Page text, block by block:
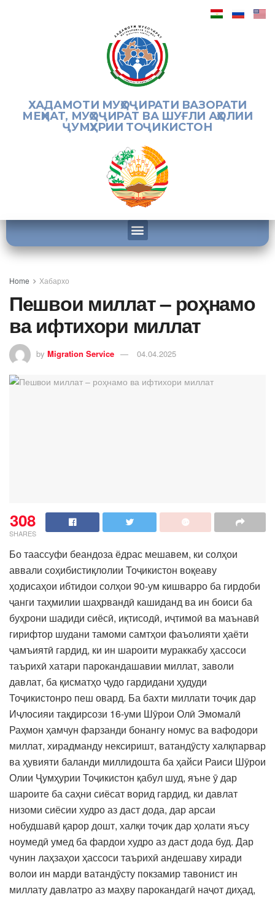
ХАДАМОТИ МУҲОҶИРАТИ ВАЗОРАТИ
МЕҲНАТ, МУҲОҶИРАТ ВА ШУҒЛИ АҲОЛИИ
ҶУМҲУРИИ ТОҶИКИСТОН
Home Хабархо
Пешвои миллат – роҳнамо
ва ифтихори миллат
by Migration Service 04.04.2025
308
SHARES
Бо таассуфи беандоза ёдрас мешавем, ки солҳои
аввали соҳибистиқлолии Тоҷикистон воқеаву
ҳодисаҳои ибтидои солҳои 90-ум кишварро ба гирдоби
ҷанги таҳмилии шаҳрвандӣ кашиданд ва ин боиси ба
буҳрони шадиди сиёсӣ, иқтисодӣ, иҷтимоӣ ва маънавӣ
гирифтор шудани тамоми самтҳои фаъолияти ҳаёти
ҷамъиятӣ гардид, ки ин шароити мураккабу ҳассоси
таърихӣ хатари парокандашавии миллат, заволи
давлат, ба қисматҳо ҷудо гардидани ҳудуди
Тоҷикистонро пеш овард. Ба бахти миллати тоҷик дар
Иҷлосияи тақдирсози 16-уми Шӯрои Олӣ Эмомалӣ
Раҳмон ҳамчун фарзанди бонангу номус ва вафодори
миллат, хирадманду нексиришт, ватандӯсту халқпарвар
ва ҳувияти баланди миллидошта ба ҳайси Раиси Шӯрои
Олии Ҷумҳурии Тоҷикистон қабул шуд, яъне ӯ дар
шароите ба саҳни сиёсат ворид гардид, ки давлат
низоми сиёсии худро аз даст дода, дар арсаи
нобудшавӣ қарор дошт, халқи тоҷик дар ҳолати яъсу
ноумедӣ умед ба фардои худро аз даст дода буд. Дар
чунин лаҳзаҳои ҳассоси таърихӣ андешаву хиради
волои ин марди ватандӯсту покзамир тавонист ин
миллату давлатро аз маҳву парокандагӣ наҷот диҳад,